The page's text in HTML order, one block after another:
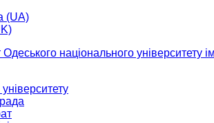
університету